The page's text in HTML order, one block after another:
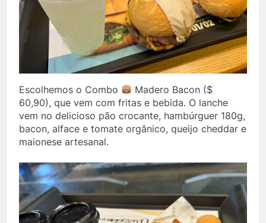
Escolhemos o Combo
Madero Bacon ($
60,90), que vem com fritas e bebida. O lanche
vem no delicioso pão crocante, hambúrguer 180g,
bacon, alface e tomate orgânico, queijo cheddar e
maionese artesanal.